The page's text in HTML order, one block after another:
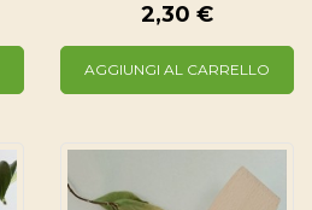
2,30 €
AGGIUNGI AL CARRELLO